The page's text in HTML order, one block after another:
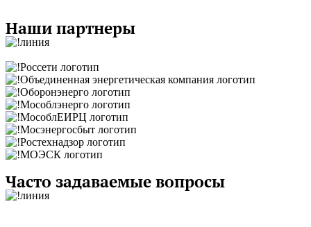
Наши партнеры
Часто задаваемые вопросы